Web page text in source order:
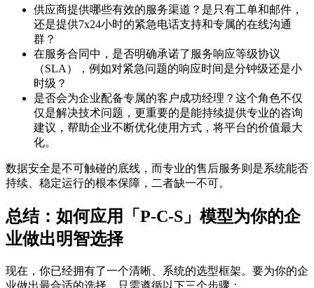
供应商提供哪些有效的服务渠道？是只有工单和邮件，
还是提供7x24小时的紧急电话支持和专属的在线沟通
群？
在服务合同中，是否明确承诺了服务响应等级协议
（SLA），例如对紧急问题的响应时间是分钟级还是小
时级？
是否会为企业配备专属的客户成功经理？这个角色不仅
仅是解决技术问题，更重要的是能持续提供专业的咨询
建议，帮助企业不断优化使用方式，将平台的价值最大
化。
数据安全是不可触碰的底线，而专业的售后服务则是系统能否
持续、稳定运行的根本保障，二者缺一不可。
总结：如何应用「P-C-S」模型为你的企
业做出明智选择
现在，你已经拥有了一个清晰、系统的选型框架。要为你的企
业做出最合适的选择，只需遵循以下三个步骤：